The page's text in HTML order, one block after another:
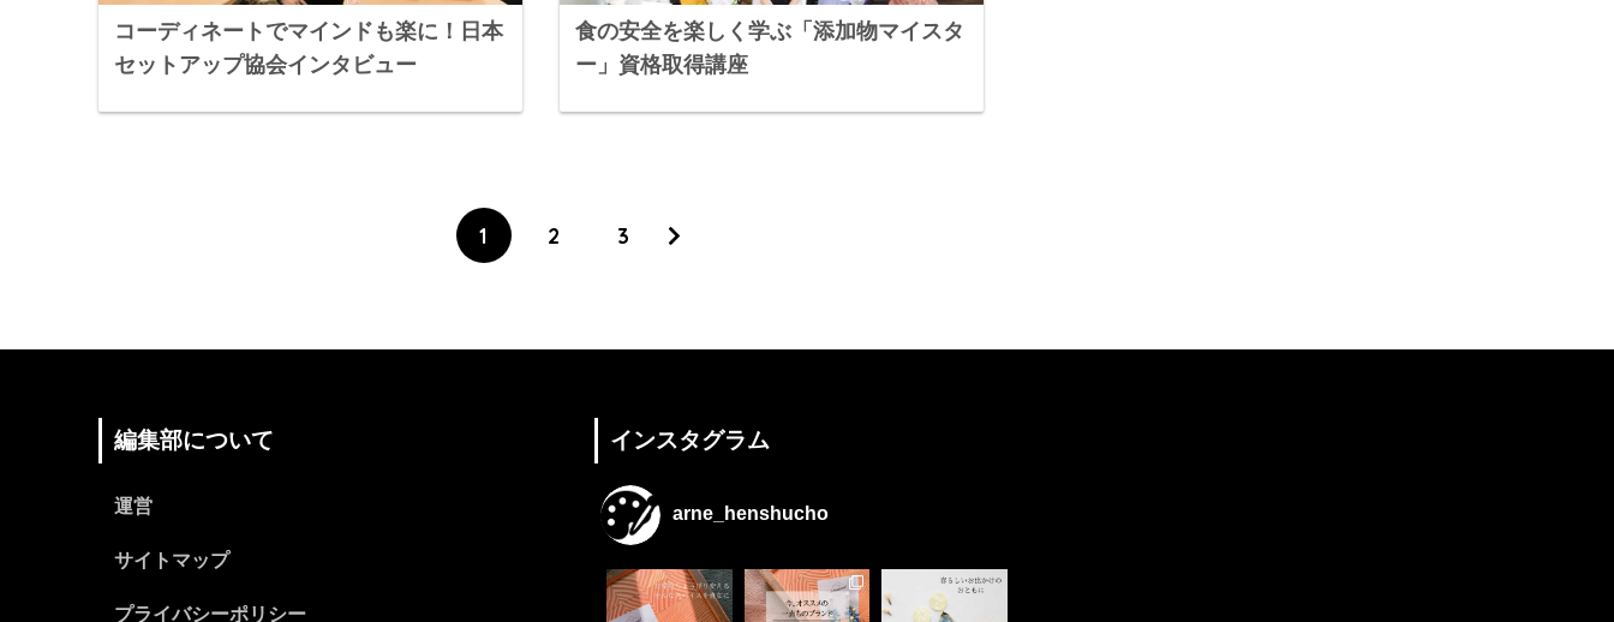
コーディネートでマインドも楽に！日本
セットアップ協会インタビュー
食の安全を楽しく学ぶ「添加物マイスタ
ー」資格取得講座
1 2 3
編集部について
運営
サイトマップ
プライバシーポリシー
インスタグラム
arne_henshucho